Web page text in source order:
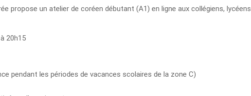
propose un atelier de coréen débutant (A1) en ligne aux collégiens, lycéens
20h15
pendant les périodes de vacances scolaires de la zone C)